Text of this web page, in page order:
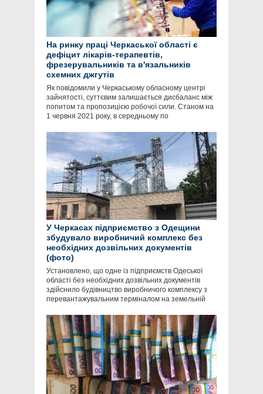
На ринку праці Черкаської області є
дефіцит лікарів-терапевтів,
фрезерувальників та в'язальників
схемних джгутів
Як повідомили у Черкаському обласному центрі
зайнятості, суттєвим залишається дисбаланс між
попитом та пропозицією робочої сили. Станом на
1 червня 2021 року, в середньому по
У Черкасах підприємство з Одещини
збудувало виробничий комплекс без
необхідних дозвільних документів
(фото)
Установлено, що одне із підприємств Одеської
області без необхідних дозвільних документів
здійснило будівництво виробничого комплексу з
перевантажувальним терміналом на земельній